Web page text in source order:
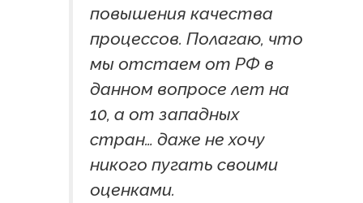
повышения качества
процессов. Полагаю, что
мы отстаем от РФ в
данном вопросе лет на
10, а от западных
стран… даже не хочу
никого пугать своими
оценками.